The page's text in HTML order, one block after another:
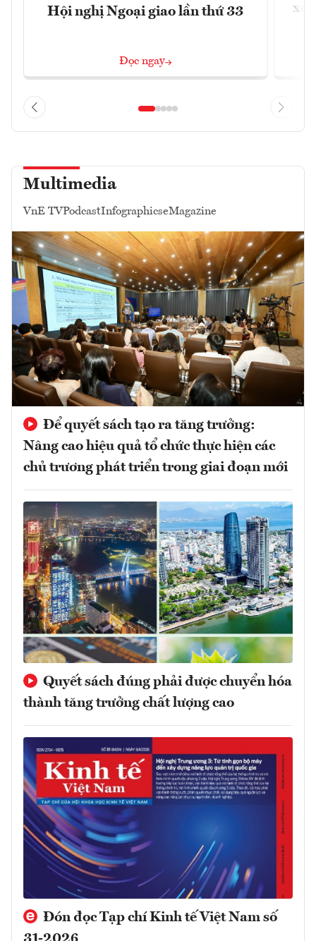
Hội nghị Ngoại giao lần thứ 33
Đọc ngay
Multimedia
VnE TVPodcastInfographicseMagazine
Để quyết sách tạo ra tăng trưởng:
Nâng cao hiệu quả tổ chức thực hiện các
chủ trương phát triển trong giai đoạn mới
Quyết sách đúng phải được chuyển hóa
thành tăng trưởng chất lượng cao
Đón đọc Tạp chí Kinh tế Việt Nam số